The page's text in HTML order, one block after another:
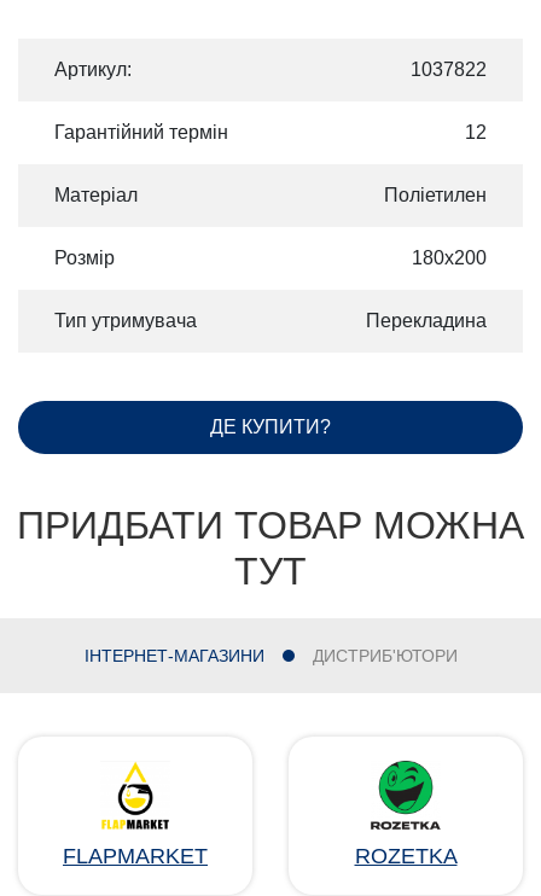
Артикул: 1037822
Гарантійний термін 12
Матеріал Поліетилен
Розмір 180х200
Тип утримувача Перекладина
ДЕ КУПИТИ?
ПРИДБАТИ ТОВАР МОЖНА
ТУТ
ІНТЕРНЕТ-МАГАЗИНИ ДИСТРИБ'ЮТОРИ
FLAPMARKET ROZETKA